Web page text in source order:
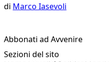
di Marco Iasevoli
Abbonati ad Avvenire
Sezioni del sito